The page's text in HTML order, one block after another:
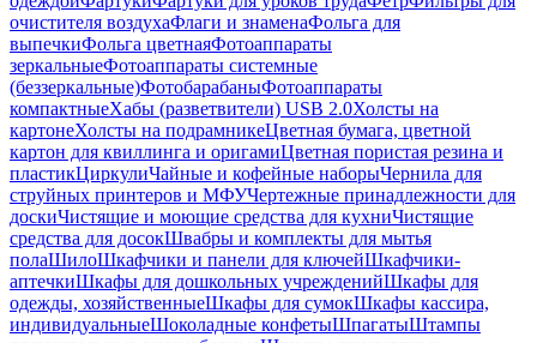
очистителя воздухаФлаги и знаменаФольга для
выпечкиФольга цветнаяФотоаппараты
зеркальныеФотоаппараты системные
(беззеркальные)ФотобарабаныФотоаппараты
компактныеХабы (разветвители) USB 2.0Холсты на
картонеХолсты на подрамникеЦветная бумага, цветной
картон для квиллинга и оригамиЦветная пористая резина и
пластикЦиркулиЧайные и кофейные наборыЧернила для
струйных принтеров и МФУЧертежные принадлежности для
доскиЧистящие и моющие средства для кухниЧистящие
средства для досокШвабры и комплекты для мытья
полаШилоШкафчики и панели для ключейШкафчики-
аптечкиШкафы для дошкольных учрежденийШкафы для
одежды, хозяйственныеШкафы для сумокШкафы кассира,
индивидуальныеШоколадные конфетыШпагатыШтампы